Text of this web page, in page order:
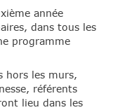
année
dans tous les
programme
hors les murs,
référents
lieu dans les